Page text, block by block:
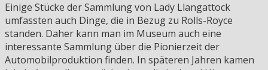
Einige Stücke der Sammlung von Lady Llangattock
umfassten auch Dinge, die in Bezug zu Rolls-Royce
standen. Daher kann man im Museum auch eine
interessante Sammlung über die Pionierzeit der
Automobilproduktion finden. In späteren Jahren kamen